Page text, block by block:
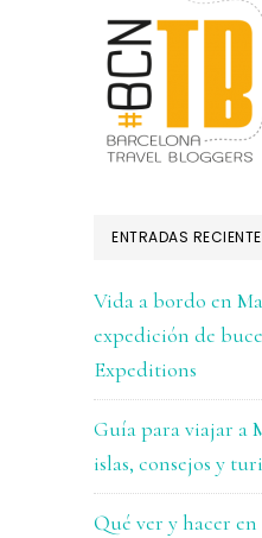
ENTRADAS
Vida a bordo en
expedición de
Expeditions
Guía para viajar a
islas, consejos y
Qué ver y hacer